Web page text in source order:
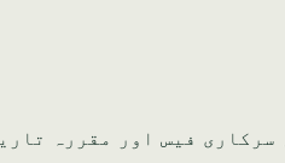
فیس اور مقررہ